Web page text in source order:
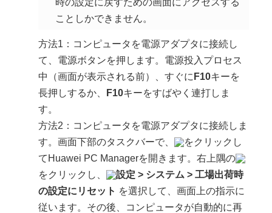
時の設定に戻すための画面にアクセスする
ことしかできません。
方法1：コンピュータを電源アダプタに接続し
て、電源ボタンを押します。電源投入プロセス
中（画面が表示される前）、すぐに F10キーを
長押しするか、
F10キーをすばやく連打しま
す。
方法2：コンピュータを電源アダプタに接続しま
す。画面下部のタスクバーで、
をクリックし
てHuawei PC Managerを開きます。右上隅の
をクリックし、
設定 > システム >工場出荷時
の設定にリセット を選択して、画面上の指示に
従います。その後、コンピュータが自動的に再